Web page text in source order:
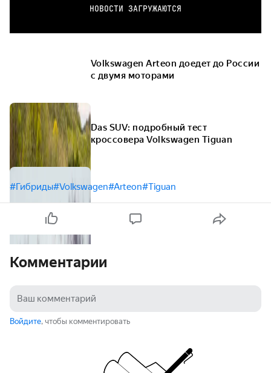
НОВОСТИ ЗАГРУЖАЮТСЯ
Volkswagen Arteon доедет до России
с двумя моторами
Das SUV: подробный тест
кроссовера Volkswagen Tiguan
#Гибриды#Volkswagen#Arteon#Tiguan
Комментарии
Войдите, чтобы комментировать